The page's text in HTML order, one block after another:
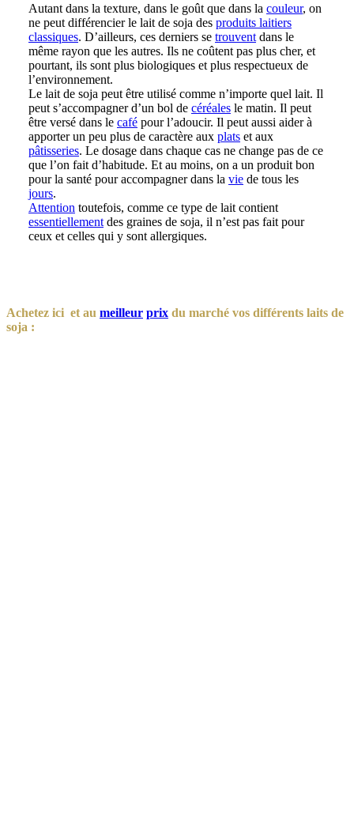
Autant dans la texture, dans le goût que dans la couleur, on
ne peut différencier le lait de soja des produits laitiers
classiques. D’ailleurs, ces derniers se trouvent dans le
même rayon que les autres. Ils ne coûtent pas plus cher, et
pourtant, ils sont plus biologiques et plus respectueux de
l’environnement.
Le lait de soja peut être utilisé comme n’importe quel lait. Il
peut s’accompagner d’un bol de céréales le matin. Il peut
être versé dans le café pour l’adoucir. Il peut aussi aider à
apporter un peu plus de caractère aux plats et aux
pâtisseries. Le dosage dans chaque cas ne change pas de ce
que l’on fait d’habitude. Et au moins, on a un produit bon
pour la santé pour accompagner dans la vie de tous les
jours.
Attention toutefois, comme ce type de lait contient
essentiellement des graines de soja, il n’est pas fait pour
ceux et celles qui y sont allergiques.
Achetez ici et au meilleur prix du marché vos différents laits de
soja :